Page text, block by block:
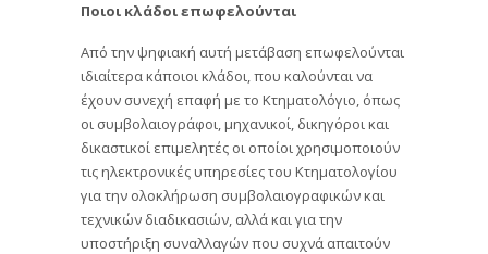
Ποιοι κλάδοι επωφελούνται
Από την ψηφιακή αυτή μετάβαση επωφελούνται
ιδιαίτερα κάποιοι κλάδοι, που καλούνται να
έχουν συνεχή επαφή με το Κτηματολόγιο, όπως
οι συμβολαιογράφοι, μηχανικοί, δικηγόροι και
δικαστικοί επιμελητές οι οποίοι χρησιμοποιούν
τις ηλεκτρονικές υπηρεσίες του Κτηματολογίου
για την ολοκλήρωση συμβολαιογραφικών και
τεχνικών διαδικασιών, αλλά και για την
υποστήριξη συναλλαγών που συχνά απαιτούν